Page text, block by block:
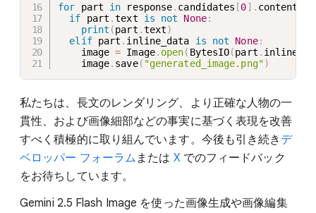
for part in response. candidates [0] . content
if part .text is not None:
print (part .text)
elif part . inline_data is not None:
    image
= Image. open( BytesIO(part .
    image
. save( "generated_image.png")
私たちは、長文のレンダリング、より正確な人物の一
貫性、および画像細部などの事実に基づく表現を改善
すべく積極的に取り組んでいます。今後も引き続き デ
ベロッパー フォーラム または Xでのフィードバック
をお待ちしています。
Gemini 2.5 Flash Image を使った画像生成や画像編集